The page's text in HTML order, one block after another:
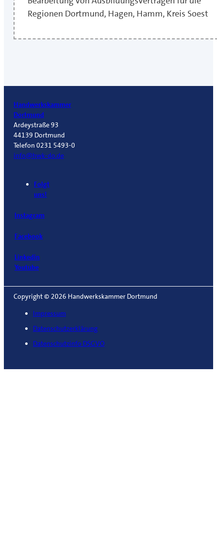
Regionen Dortmund, Hagen, Hamm, Kreis Soest
Handwerkskammer
Dortmund
Ardeystraße 93
44139 Dortmund
Telefon 0231 5493-0
info@hwk-do.de
Folgt
uns!
Instagram
Facebook
Linkedin
Youtube
Copyright © 2026 Handwerkskammer Dortmund
Impressum
Datenschutzerklärung
Datenschutzinfo DSGVO